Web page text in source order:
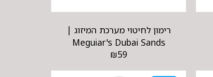
רימון לחיטוי מערכת המיזוג |
‏Meguiar's Dubai Sands
Refresher
₪59